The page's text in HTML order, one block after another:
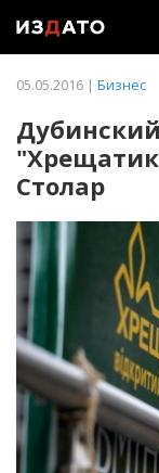
05.05.2016 | Бизнес
Столар